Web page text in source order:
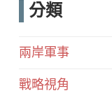
分類
兩岸軍事
戰略視角